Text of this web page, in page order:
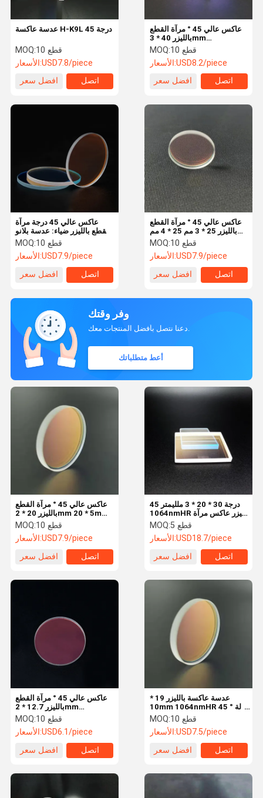
عدسة عاكسة H-K9L 45 درجة
MOQ:
10 قطع
الأسعار:USD7.8/piece
افضل سعر
اتصل
عاكس عالي 45 ° مرآة القطع
بالليزر 40 * 3mm
1064nmHR عدسة زجاجية
ليزر ليزر لآلة الليزر
MOQ:
10 قطع
الأسعار:USD8.2/piece
افضل سعر
اتصل
عاكس عالي 45 درجة مرآة
القطع بالليزر ضياء: عدسة بلانو
30 مم 1064 نانومتر ليزر ليزر
لآلة الليزر
MOQ:
10 قطع
الأسعار:USD7.9/piece
افضل سعر
اتصل
عاكس عالي 45 ° مرآة القطع
بالليزر 25 * 3 مم 25 * 4 مم
1064nmHR ليزر زجاج عدسة
بلانو لآلة الليزر
MOQ:
10 قطع
الأسعار:USD7.9/piece
افضل سعر
اتصل
وفر وقتك
أعط متطلباتك
45 درجة 30 * 20 * 3 ملليمتر
1064nmHR ليزر عاكس مرآة
عدسة عاكسة مستطيل H-
K9L عدسة لحام آلة الحفر
MOQ:
5 قطع
الأسعار:USD18.7/piece
افضل سعر
اتصل
عاكس عالي 45 ° مرآة القطع
بالليزر 20 * 2mm 20 * 5mm
1064nmHR ليزر زجاج عدسة
عدسة لآلة الليزر
MOQ:
10 قطع
الأسعار:USD7.9/piece
افضل سعر
اتصل
عدسة عاكسة بالليزر 19 *
10mm 1064nmHR 45 ° لآلة
القطع بالليزر
MOQ:
10 قطع
الأسعار:USD7.5/piece
افضل سعر
اتصل
عاكس عالي 45 ° مرآة القطع
بالليزر 12.7 * 2mm
1064nmHR عدسة زجاجية
ليزر ليزر لآلة الليزر
MOQ:
10 قطع
الأسعار:USD6.1/piece
افضل سعر
اتصل